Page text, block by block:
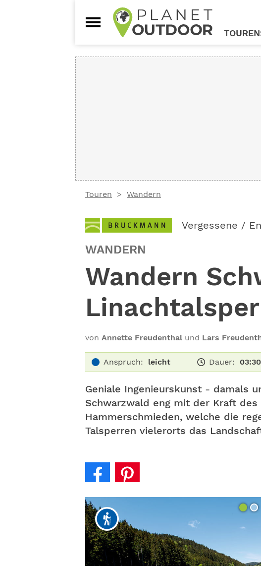
Touren Wandern
Vergessene /
WANDERN
Wandern
von Annette Freudenthal und Lars
Anspruch: leicht Dauer:
Geniale Ingenieurskunst - damals
Schwarzwald eng mit der Kraft des
Hammerschmieden, welche die
Talsperren vielerorts das